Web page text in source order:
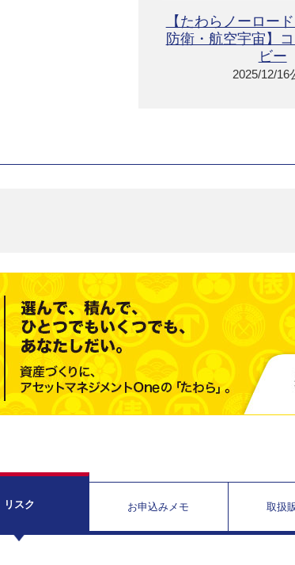
【たわらノーロ
防衛・航空宇宙】
ビー
2025/12/16
リスク お申込みメモ 取扱